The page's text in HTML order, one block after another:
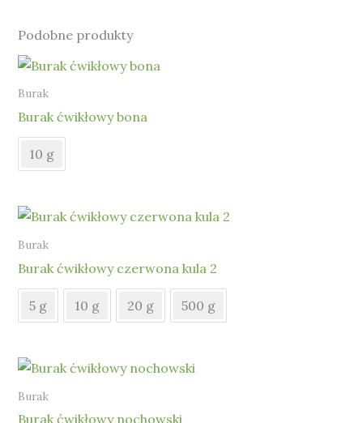
Podobne produkty
Burak
Burak ćwikłowy bona
10 g
Burak
Burak ćwikłowy czerwona kula 2
5 g 10 g 20 g 500 g
Burak
Burak ćwikłowy nochowski